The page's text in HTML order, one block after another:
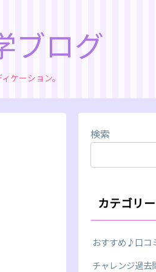
ブログ
ケーション。
検索
カテゴリー
おすすめ♪口コ
チャレンジ過